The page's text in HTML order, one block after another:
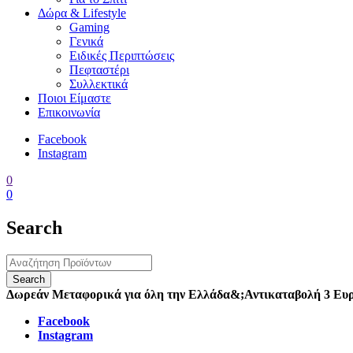
Δώρα & Lifestyle
Gaming
Γενικά
Ειδικές Περιπτώσεις
Πεφταστέρι
Συλλεκτικά
Ποιοι Είμαστε
Επικοινωνία
Facebook
Instagram
0
0
Search
Δωρεάν Μεταφορικά για όλη την Ελλάδα&;Αντικαταβολή 3
Facebook
Instagram